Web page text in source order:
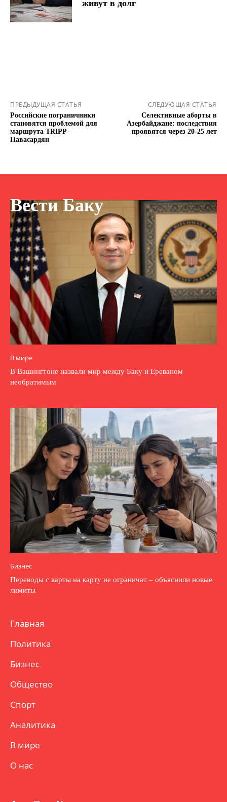
живут в долг
ПРЕДЫДУЩАЯ СТАТЬЯ
Российские пограничники
становятся проблемой для
маршрута TRIPP –
Навасардян
СЛЕДУЮЩАЯ СТАТЬЯ
Селективные аборты в
Азербайджане: последствия
проявятся через 20-25 лет
Вести Баку
В мире
В Вашингтоне назвали мир между Баку и Ереваном
необратимым
Бизнес
Переводы с карты на карту не ограничат – объяснили новые
лимиты
Главная
Политика
Бизнес
Общество
Спорт
Аналитика
В мире
О нас